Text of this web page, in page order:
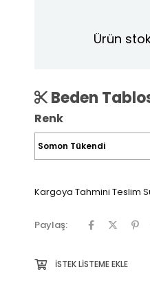
Ürün
Beden
Renk
Kargoya Tahmini Teslim
Paylaş:
İSTEK LISTEME EKLE